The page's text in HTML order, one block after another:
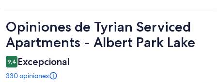
Opiniones
Opiniones de Tyrian Serviced
Apartments - Albert Park Lake
9,4 Excepcional
330 opiniones